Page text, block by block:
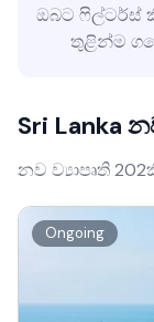
ඔබට ෆිල්ටර්ස්
තුළින්ම
Sri Lanka
නව ව්‍යාපෘති
Ongoing